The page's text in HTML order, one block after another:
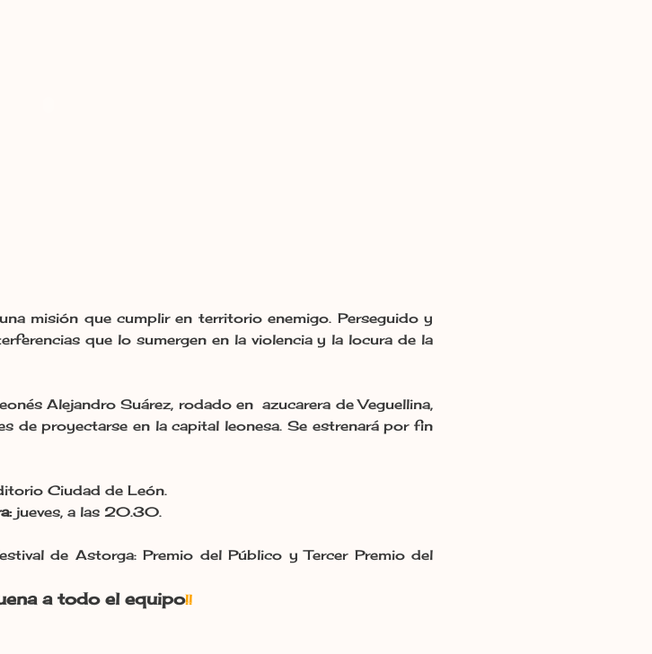
misión que cumplir en territorio enemigo. Perseguido y
que lo sumergen en la violencia y la locura de la
Alejandro Suárez, rodado en azucarera de Veguellina,
de proyectarse en la capital leonesa. Se estrenará por fin
Ciudad de León.
jueves, a las 20.30.
de Astorga: Premio del Público y Tercer Premio del
a todo el equipo!!